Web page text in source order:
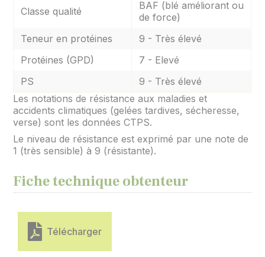
Classe qualité
BAF (blé améliorant ou
de force)
Teneur en protéines
9 - Très élevé
Protéines (GPD)
7 - Elevé
PS
9 - Très élevé
Les notations de résistance aux maladies et
accidents climatiques (gelées tardives, sécheresse,
verse) sont les données CTPS.
Le niveau de résistance est exprimé par une note de
1 (très sensible) à 9 (résistante).
Fiche technique obtenteur
Télécharger